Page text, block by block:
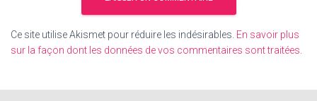
Ce site utilise Akismet pour réduire les indésirables. En savoir plus
sur la façon dont les données de vos commentaires sont traitées.